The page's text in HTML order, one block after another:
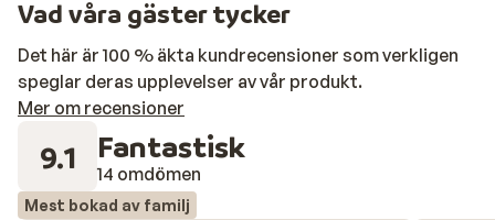
Vad våra gäster tycker
Det här är 100 % äkta kundrecensioner som verkligen
speglar deras upplevelser av vår produkt.
Mer om recensioner
9.1 Fantastisk
14 omdömen
Mest bokad av familj